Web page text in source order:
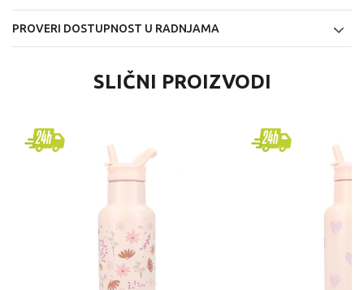
PROVERI DOSTUPNOST U RADNJAMA
SLIČNI PROIZVODI